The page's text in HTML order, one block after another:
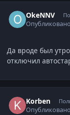
OkeNNV
Да вроде был
отключил
Korben